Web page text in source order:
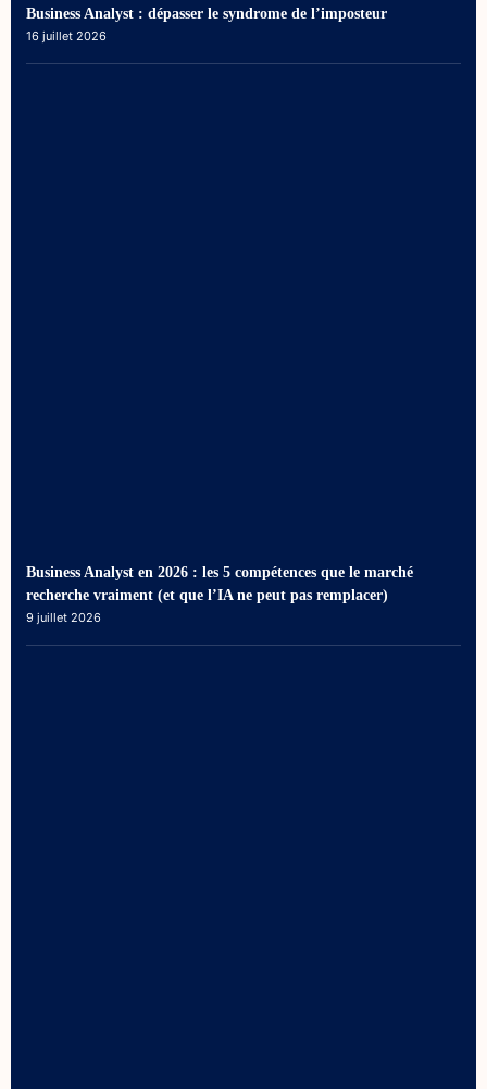
Business Analyst : dépasser le syndrome de l’imposteur
16 juillet 2026
Business Analyst en 2026 : les 5 compétences que le marché
recherche vraiment (et que l’IA ne peut pas remplacer)
9 juillet 2026